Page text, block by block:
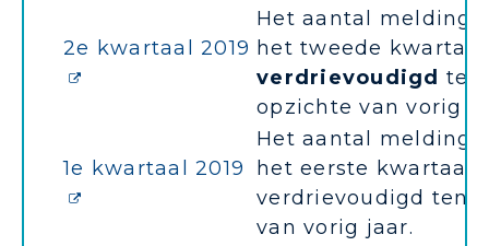
2e kwartaal 2019
Het aantal
het tweede
verdrievoudigd ten
opzichte van vorig
1e kwartaal 2019
Het aantal
het eerste kwartaal
verdrievoudigd ten
van vorig jaar.